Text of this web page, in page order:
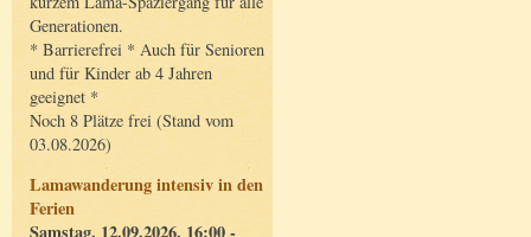
Generationen.
* Barrierefrei * Auch für Senioren
und für Kinder ab 4 Jahren
geeignet *
Noch 8 Plätze frei (Stand vom
03.08.2026)
Lamawanderung intensiv in den
Ferien
Samstag, 12.09.2026, 16:00 -